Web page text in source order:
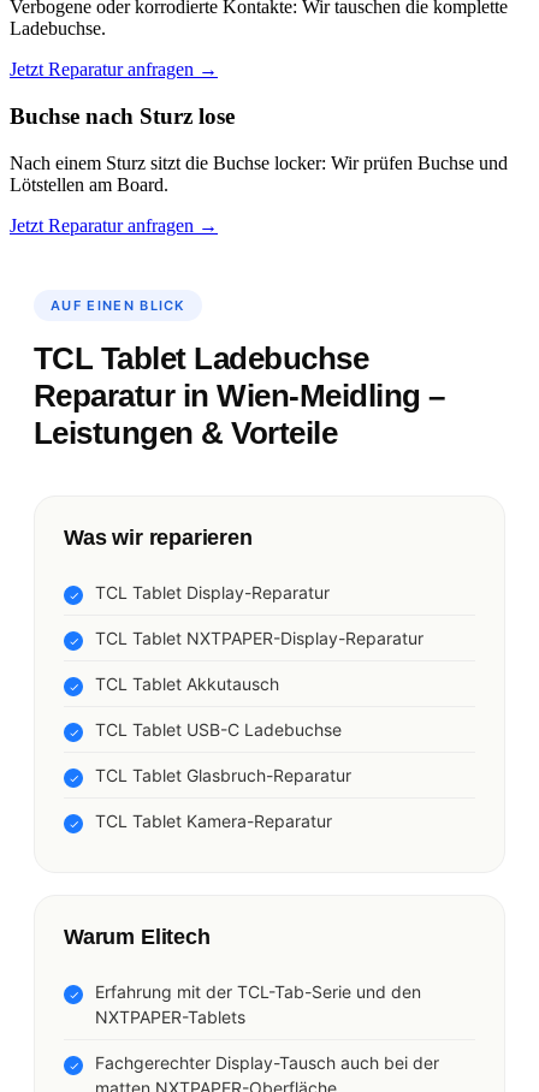
Verbogene oder korrodierte Kontakte: Wir tauschen die komplette
Ladebuchse.
Jetzt Reparatur anfragen →
Buchse nach Sturz lose
Nach einem Sturz sitzt die Buchse locker: Wir prüfen Buchse und
Lötstellen am Board.
Jetzt Reparatur anfragen →
AUF EINEN BLICK
TCL Tablet Ladebuchse
Reparatur in Wien-Meidling –
Leistungen & Vorteile
Was wir reparieren
TCL Tablet Display-Reparatur
TCL Tablet NXTPAPER-Display-Reparatur
TCL Tablet Akkutausch
TCL Tablet USB-C Ladebuchse
TCL Tablet Glasbruch-Reparatur
TCL Tablet Kamera-Reparatur
Warum Elitech
Erfahrung mit der TCL-Tab-Serie und den
NXTPAPER-Tablets
Fachgerechter Display-Tausch auch bei der
matten NXTPAPER-Oberfläche